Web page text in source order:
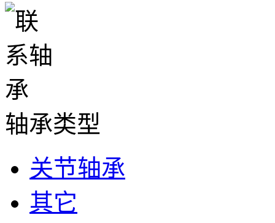
轴承类型
关节轴承
其它